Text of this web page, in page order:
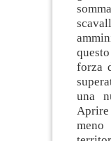
forza
una
meno